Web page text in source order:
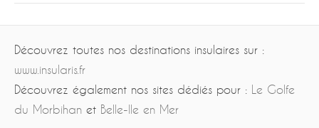
Découvrez toutes nos destinations insulaires sur :
www.insularis.fr
Découvrez également nos sites dédiés pour : Le Golfe
du Morbihan et Belle-Ile en Mer